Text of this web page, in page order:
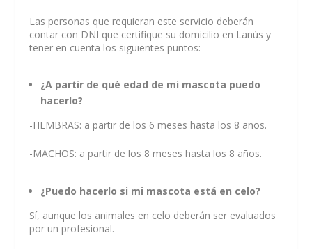
Las personas que requieran este servicio deberán
contar con DNI que certifique su domicilio en Lanús y
tener en cuenta los siguientes puntos:
¿A partir de qué edad de mi mascota puedo
hacerlo?
-HEMBRAS: a partir de los 6 meses hasta los 8 años.
-MACHOS: a partir de los 8 meses hasta los 8 años.
¿Puedo hacerlo si mi mascota está en celo?
Sí, aunque los animales en celo deberán ser evaluados
por un profesional.